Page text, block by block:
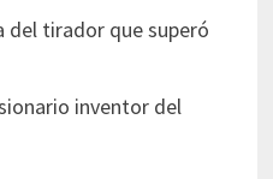
del tirador que superó
inventor del